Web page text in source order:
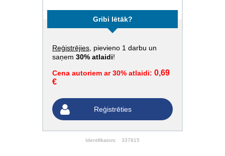
Gribi lētāk?
Reģistrējies , pievieno 1 darbu un
saņem 30% atlaidi!
Cena autoriem ar 30% atlaidi: 0,69
€
Reģistrēties
Identifikators: 337815